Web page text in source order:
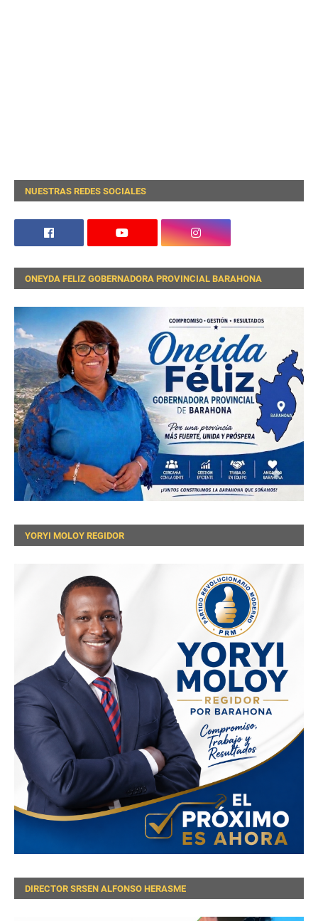
NUESTRAS REDES SOCIALES
ONEYDA FELIZ GOBERNADORA PROVINCIAL BARAHONA
YORYI MOLOY REGIDOR
DIRECTOR SRSEN ALFONSO HERASME